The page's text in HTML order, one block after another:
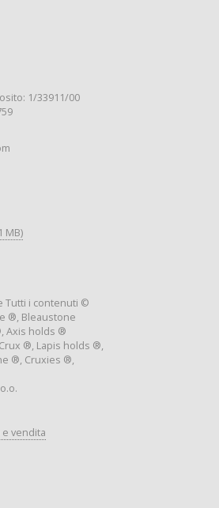
1/33911/00
MB)
Tutti i contenuti ©
®, Bleaustone
Axis holds ®
®, Lapis holds ®,
®, Cruxies ®,
vendita